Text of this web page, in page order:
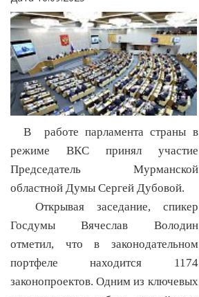
В работе парламента страны в
режиме ВКС принял участие
Председатель Мурманской
областной Думы Сергей Дубовой.
Открывая заседание, спикер
Госдумы Вячеслав Володин
отметил, что в законодательном
портфеле находится 1174
законопроектов. Одним из ключевых